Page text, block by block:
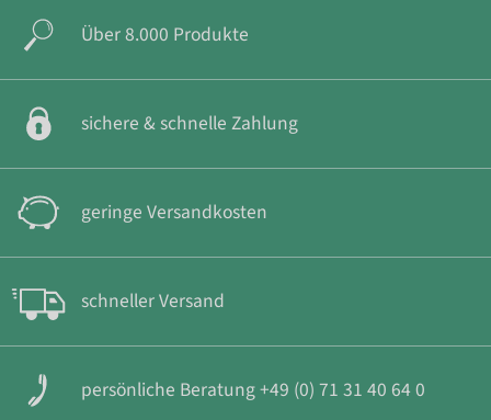
Über 8.000 Produkte
sichere & schnelle Zahlung
geringe Versandkosten
schneller Versand
persönliche Beratung +49 (0) 71 31 40 64 0